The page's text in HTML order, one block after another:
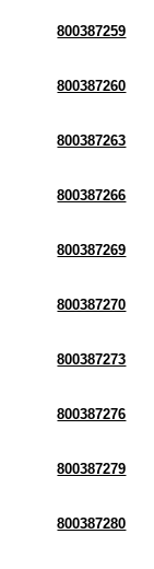
800387259
800387260
800387263
800387266
800387269
800387270
800387273
800387276
800387279
800387280